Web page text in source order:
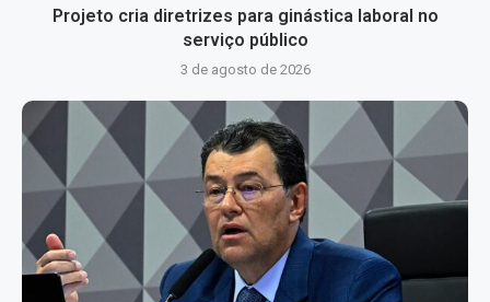
Projeto cria diretrizes para ginástica laboral no
serviço público
3 de agosto de 2026